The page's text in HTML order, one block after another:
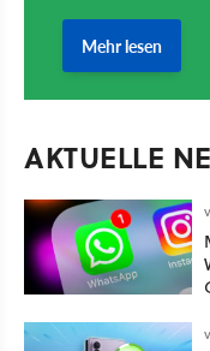
AKTUELLE